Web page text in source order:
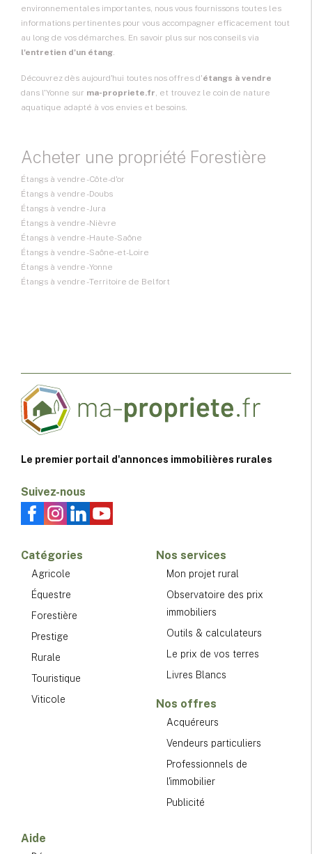
environnementales importantes, nous vous fournissons toutes les
informations pertinentes pour vous accompagner efficacement tout
au long de vos démarches. En savoir plus sur nos conseils via
l'entretien d'un étang.
Découvrez dès aujourd'hui toutes nos offres d'étangs à vendre
dans l'Yonne sur ma-propriete.fr, et trouvez le coin de nature
aquatique adapté à vos envies et besoins.
Acheter une propriété Forestière
Étangs à vendre - Côte-d'or
Étangs à vendre - Doubs
Étangs à vendre - Jura
Étangs à vendre - Nièvre
Étangs à vendre - Haute-Saône
Étangs à vendre - Saône-et-Loire
Étangs à vendre - Yonne
Étangs à vendre - Territoire de Belfort
Le premier portail d'annonces immobilières rurales
Suivez-nous
Catégories
Agricole
Équestre
Forestière
Prestige
Rurale
Touristique
Viticole
Nos services
Mon projet rural
Observatoire des prix
immobiliers
Outils & calculateurs
Le prix de vos terres
Livres Blancs
Nos offres
Acquéreurs
Vendeurs particuliers
Professionnels de
l'immobilier
Publicité
Aide